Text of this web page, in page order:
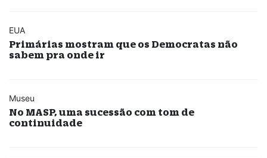
EUA
Primárias mostram que os Democratas não
sabem pra onde ir
Museu
No MASP, uma sucessão com tom de
continuidade